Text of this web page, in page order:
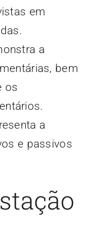
em
a
bem
os
a
e passivos